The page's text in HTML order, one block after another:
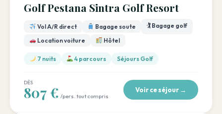
Golf Pestana Sintra Golf Resort
Vol A/R direct Bagage soute
🏌️ Bagage golf
Location voiture
Hôtel
7 nuits 4 parcours Séjours Golf
DÈS
807 € /pers. tout compris
Voir ce séjour →